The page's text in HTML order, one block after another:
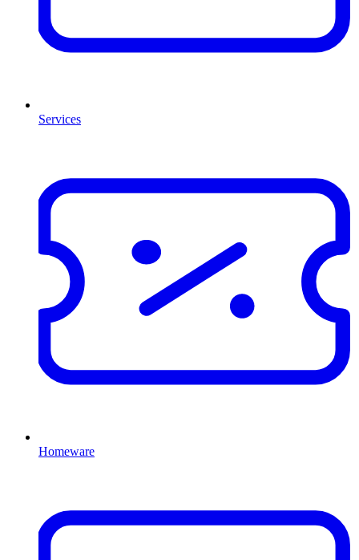
Services
Homeware